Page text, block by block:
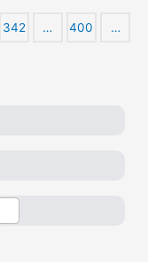
342 … 400 …